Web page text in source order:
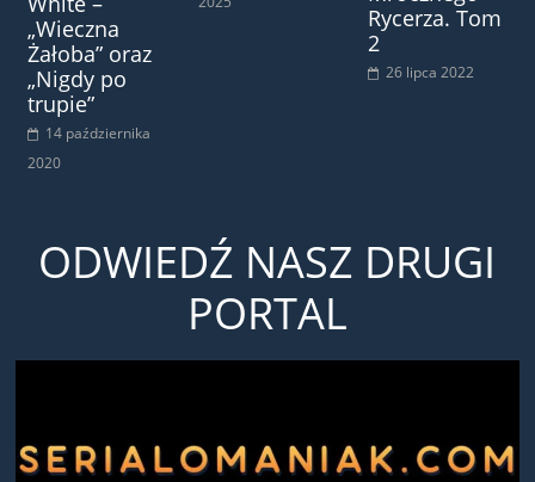
„Wieczna
Żałoba” oraz
„Nigdy po
trupie”
14 października
2020
Rycerza. Tom
2
26 lipca 2022
ODWIEDŹ NASZ DRUGI
PORTAL